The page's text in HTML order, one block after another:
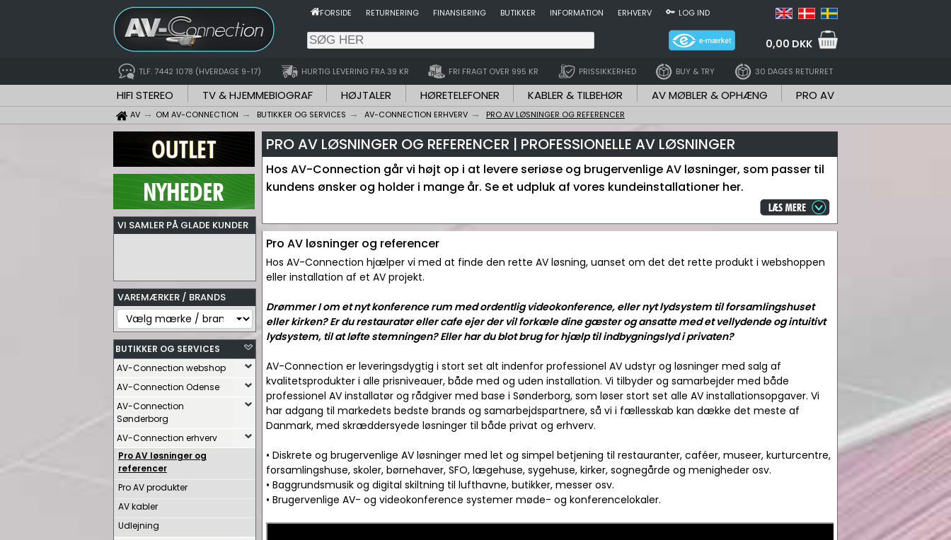
FORSIDE RETURNERING FINANSIERING BUTIKKER INFORMATION ERHVERV LOG IND
0,00 DKK
TLF. 7442 1078 (HVERDAGE 9-17) HURTIG LEVERING FRA 39 KR FRI FRAGT OVER 995 KR PRISSIKKERHED BUY & TRY 30 DAGES RETURRET
HIFI STEREO TV & HJEMMEBIOGRAF HØJTALER HØRETELEFONER KABLER & TILBEHØR AV MØBLER & OPHÆNG PRO AV
AV OM AV-CONNECTION BUTIKKER OG SERVICES AV-CONNECTION ERHVERV PRO AV LØSNINGER OG REFERENCER
VI SAMLER PÅ GLADE KUNDER
VAREMÆRKER / BRANDS
BUTIKKER OG SERVICES
AV-Connection webshop
AV-Connection Odense
AV-Connection
Sønderborg
AV-Connection erhverv
Pro AV løsninger og
referencer
Pro AV produkter
AV kabler
Udlejning
PRO AV LØSNINGER OG REFERENCER | PROFESSIONELLE AV LØSNINGER
Hos AV-Connection går vi højt op i at levere seriøse og brugervenlige AV løsninger, som passer til
kundens ønsker og holder i mange år. Se et udpluk af vores kundeinstallationer her.
Pro AV løsninger og referencer
Hos AV-Connection hjælper vi med at finde den rette AV løsning, uanset om det det rette produkt i webshoppen
eller installation af et AV projekt.
Drømmer I om et nyt konference rum med ordentlig videokonference, eller nyt lydsystem til forsamlingshuset
eller kirken? Er du restauratør eller cafe ejer der vil forkæle dine gæster og ansatte med et vellydende og intuitivt
lydsystem, til at løfte stemningen? Eller har du blot brug for hjælp til indbygningslyd i privaten?
AV-Connection er leveringsdygtig i stort set alt indenfor professionel AV udstyr og løsninger med salg af
kvalitetsprodukter i alle prisniveauer, både med og uden installation. Vi tilbyder og samarbejder med både
professionel AV installatør og rådgiver med base i Sønderborg, som løser stort set alle AV installationsopgaver. Vi
har adgang til markedets bedste brands og samarbejdspartnere, så vi i fællesskab kan dække det meste af
Danmark, med skræddersyede løsninger til både privat og erhverv.
• Diskrete og brugervenlige AV løsninger med let og simpel betjening til restauranter, caféer, museer, kurturcentre,
forsamlingshuse, skoler, børnehaver, SFO, lægehuse, sygehuse, kirker, sognegårde og menigheder osv.
• Baggrundsmusik og digital skiltning til lufthavne, butikker, messer osv.
• Brugervenlige AV- og videokonference systemer møde- og konferencelokaler.